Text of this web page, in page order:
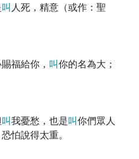
叫人死，精意（或作：聖
福給你， 叫你的名為大；
叫我憂愁，也是叫你們眾人
怕說得太重。